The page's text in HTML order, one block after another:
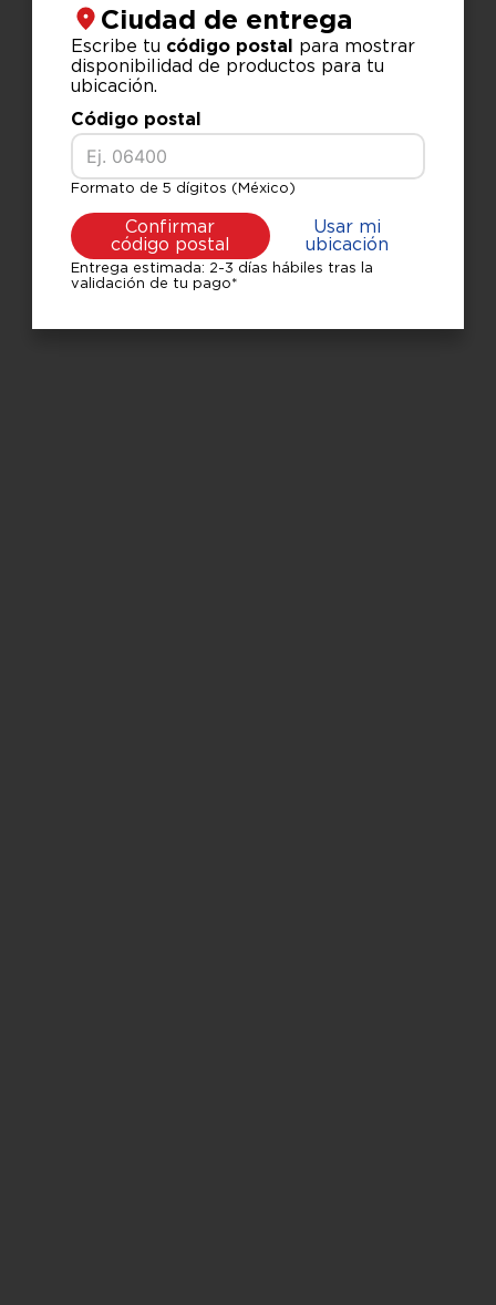
Ciudad de entrega
Escribe tu código postal
para mostrar
disponibilidad de productos para tu
ubicación.
Código postal
Formato de 5 dígitos (México)
Confirmar
código postal
Usar mi
ubicación
Entrega estimada: 2-3 días hábiles tras la
validación de tu pago*